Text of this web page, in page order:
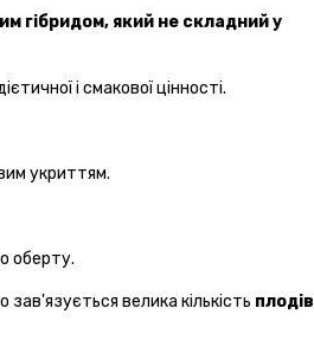
гібридом, який не складний у
і смаковоїцінності.
укриттям.
оберту.
зав'язується велика кількість плодів